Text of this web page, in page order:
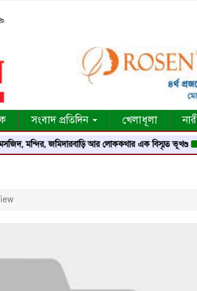
সংবাদ প্রতিদিন খেলাধূলা
মন্দির, জমিদারবাড়ি আর লোককথার এক বিস্মৃত ভূখণ্ড